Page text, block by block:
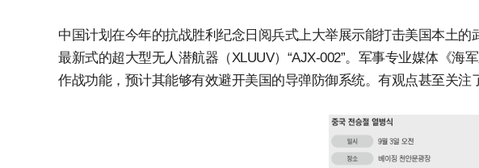
中国计划在今年的抗战胜利纪念日阅兵式上大举展示能打击美国本土
最新式的超大型无人潜航器（XLUUV）“AJX-002”。军事专业媒体《海
作战功能，预计其能够有效避开美国的导弹防御系统。有观点甚至关注